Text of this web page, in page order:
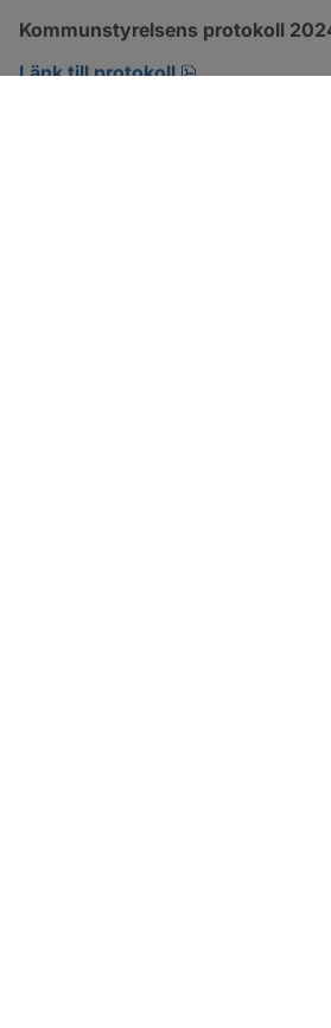
Kommunstyrelsens protokoll
Länk till protokoll
pdf, 463.4